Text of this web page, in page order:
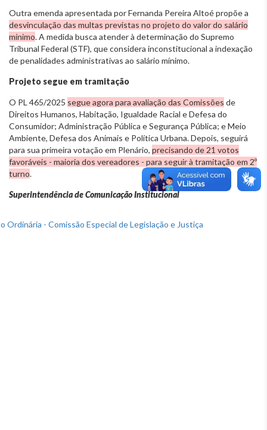
Outra emenda apresentada por Fernanda Pereira Altoé propõe a
desvinculação das multas previstas no projeto do valor do salário
mínimo. A medida busca atender à determinação do Supremo
Tribunal Federal (STF), que considera inconstitucional a indexação
de penalidades administrativas ao salário mínimo.
Projeto segue em tramitação
O PL 465/2025 segue agora para avaliação das Comissões de
Direitos Humanos, Habitação, Igualdade Racial e Defesa do
Consumidor; Administração Pública e Segurança Pública; e Meio
Ambiente, Defesa dos Animais e Política Urbana. Depois, seguirá
para sua primeira votação em Plenário, precisando de 21 votos
favoráveis - maioria dos vereadores - para seguir à tramitação em 2º
turno.
Superintendência de Comunicação Institucional